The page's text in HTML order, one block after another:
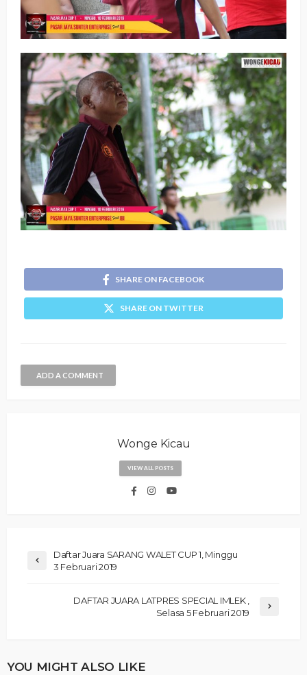
SHARE ON FACEBOOK
SHARE ON TWITTER
ADD A COMMENT
Wonge Kicau
VIEW ALL POSTS
Daftar Juara SARANG WALET CUP 1, Minggu
3 Februari 2019
DAFTAR JUARA LATPRES SPECIAL IMLEK ,
Selasa 5 Februari 2019
YOU MIGHT ALSO LIKE